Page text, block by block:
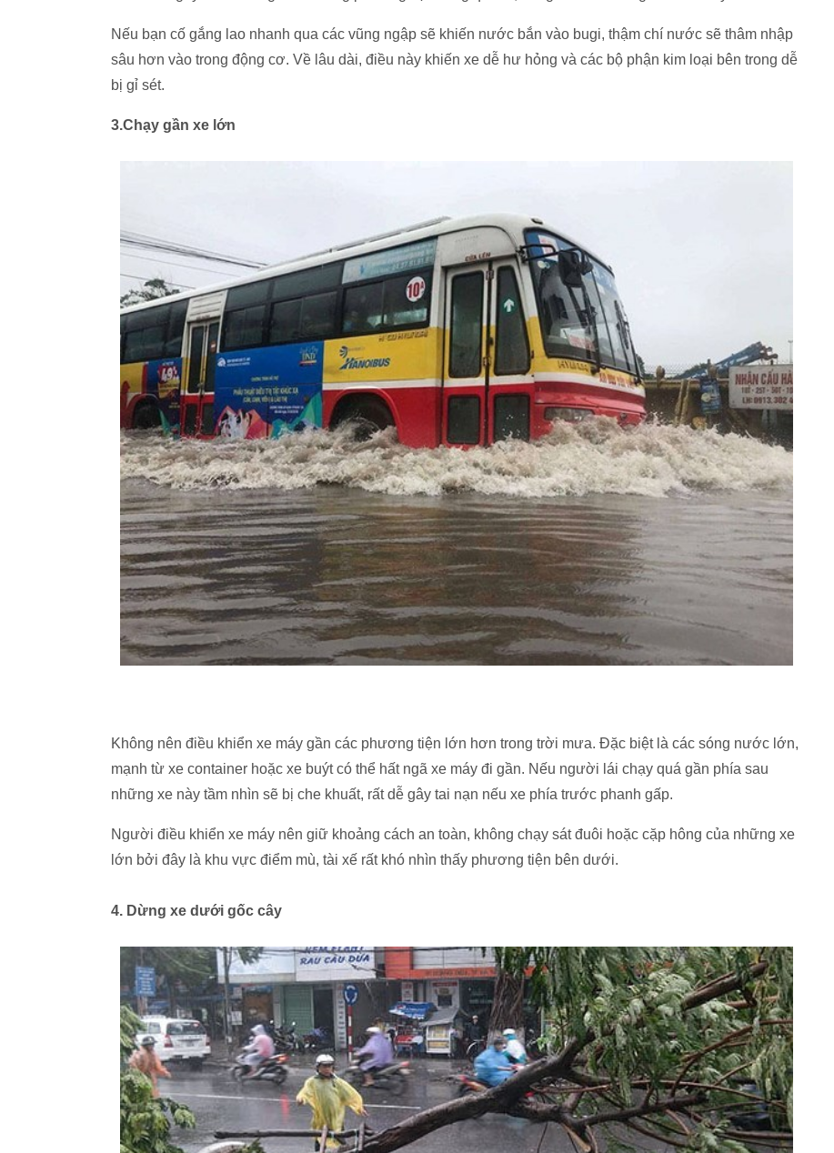
Nếu bạn cố gắng lao nhanh qua các vũng ngập sẽ khiến nước bắn vào bugi, thậm chí nước sẽ thâm nhập
sâu hơn vào trong động cơ. Về lâu dài, điều này khiến xe dễ hư hỏng và các bộ phận kim loại bên trong dễ
bị gỉ sét.
3.Chạy gần xe lớn
Không nên điều khiển xe máy gần các phương tiện lớn hơn trong trời mưa. Đặc biệt là các sóng nước lớn,
mạnh từ xe container hoặc xe buýt có thể hất ngã xe máy đi gần. Nếu người lái chạy quá gần phía sau
những xe này tầm nhìn sẽ bị che khuất, rất dễ gây tai nạn nếu xe phía trước phanh gấp.
Người điều khiển xe máy nên giữ khoảng cách an toàn, không chạy sát đuôi hoặc cặp hông của những xe
lớn bởi đây là khu vực điểm mù, tài xế rất khó nhìn thấy phương tiện bên dưới.
4. Dừng xe dưới gốc cây